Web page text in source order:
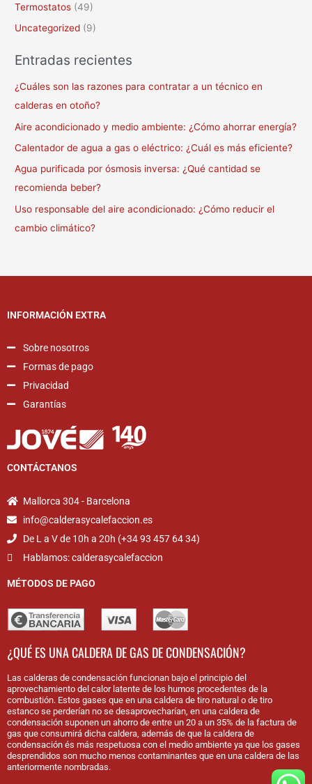
Termostatos (49)
Uncategorized (9)
Entradas recientes
¿Cuáles son las razones para contratar a un técnico en
calderas en otoño?
Aire acondicionado y medio ambiente: ¿Cómo ahorrar energía?
Calentador de agua a gas o eléctrico: ¿Cuál es más eficiente?
Agua purificada por ósmosis inversa: ¿Qué cantidad se
recomienda beber?
Uso responsable del aire acondicionado: ¿Cómo reducir el
cambio climático?
INFORMACIÓN EXTRA
Sobre nosotros
Formas de pago
Privacidad
Garantías
CONTÁCTANOS
Mallorca 304 - Barcelona
info@calderasycalefaccion.es
De L a V de 10h a 20h (+34 93 457 64 34)
Hablamos: calderasycalefaccion
MÉTODOS DE PAGO
¿QUÉ ES UNA CALDERA DE GAS DE CONDENSACIÓN?
Las calderas de condensación funcionan bajo el principio del
aprovechamiento del calor latente de los humos procedentes de la
combustión. Estos gases que en una caldera de tiro natural o de tiro
estanco se perderían no se desaprovecharían, en una caldera de
condensación suponen un ahorro de entre un 20 a un 35% de la factura de
gas que consumirá dicha caldera, además de que la caldera de
condensación és más respetuosa con el medio ambiente ya que los gases
desprendidos son mucho menos contaminantes que en una caldera de las
anteriormente nombradas.